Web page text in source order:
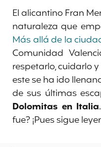
El alicantino Fran
naturaleza que
Más allá de la
Comunidad
respetarlo, cuidarlo
este se ha ido
de sus últimas
Dolomitas en Italia
fue? ¡Pues sigue